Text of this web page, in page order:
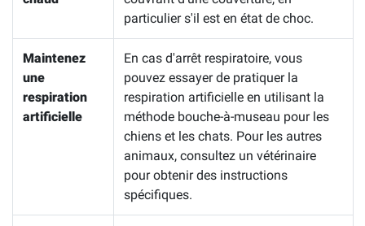
particulier s'il est en état de choc.
Maintenez
une
respiration
artificielle
En cas d'arrêt respiratoire, vous
pouvez essayer de pratiquer la
respiration artificielle en utilisant la
méthode bouche-à-museau pour les
chiens et les chats. Pour les autres
animaux, consultez un vétérinaire
pour obtenir des instructions
spécifiques.